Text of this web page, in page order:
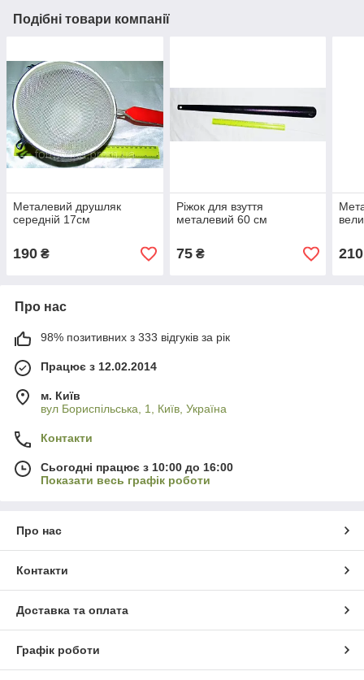
Подібні товари компанії
Металевий друшляк
середній 17см
190 ₴
Ріжок для взуття
металевий 60 см
75₴ 210
Про нас
98% позитивних з 333 відгуків за рік
Працює з 12.02.2014
м. Київ
вул Бориспільська, 1, Київ, Україна
Контакти
Сьогодні працює з 10:00 до 16:00
Показати весь графік роботи
Про нас
Контакти
Доставка та оплата
Графік роботи